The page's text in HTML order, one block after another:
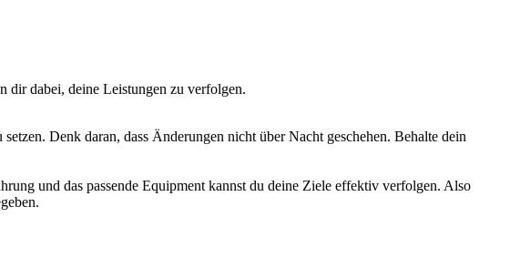
dir dabei, deine Leistungen zu verfolgen.
Denk daran, dass Änderungen nicht über Nacht geschehen. Behalte dein
und das passende Equipment kannst du deine Ziele effektiv verfolgen. Also